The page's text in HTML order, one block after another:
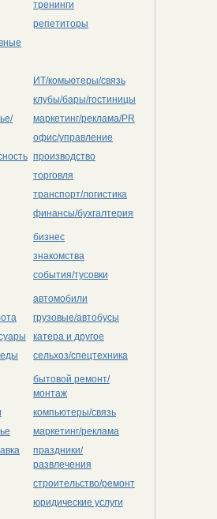
тренинги
репетиторы
ИТ/комьютеры/связь
клубы/бары/гостиницы
маркетинг/реклама/PR
офис/управление
производство
торговля
транспорт/логистика
финансы/бухгалтерия
бизнес
знакомства
события/тусовки
автомобили
грузовые/автобусы
катера и другое
сельхоз/cпецтехника
бытовой ремонт/
монтаж
компьютеры/cвязь
маркетинг/реклама
праздники/
развлечения
строительство/ремонт
юридические услуги